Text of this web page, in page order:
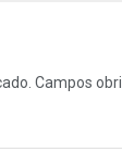
Campos